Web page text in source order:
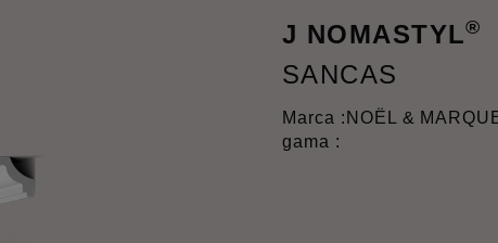
J NOMASTYL®
SANCAS
Marca : NOËL &
gama :